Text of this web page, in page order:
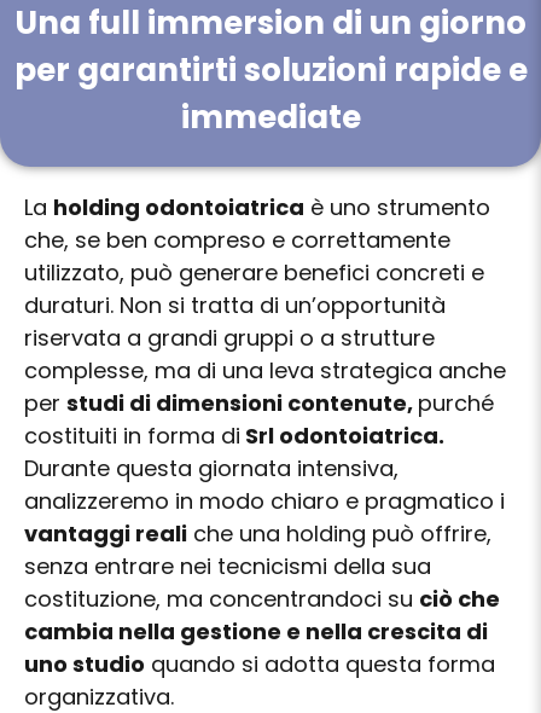
Una full immersion di un giorno
per garantirti soluzioni rapide e
immediate
La holding odontoiatrica è uno strumento
che, se ben compreso e correttamente
utilizzato, può generare benefici concreti e
duraturi. Non si tratta di un’opportunità
riservata a grandi gruppi o a strutture
complesse, ma di una leva strategica anche
per studi di dimensioni contenute, purché
costituiti in forma di Srl odontoiatrica.
Durante questa giornata intensiva,
analizzeremo in modo chiaro e pragmatico i
vantaggi reali che una holding può offrire,
senza entrare nei tecnicismi della sua
costituzione, ma concentrandoci su ciò che
cambia nella gestione e nella crescita di
uno studio quando si adotta questa forma
organizzativa.